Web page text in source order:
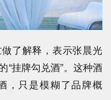
了解释，表示张晨光
“挂牌勾兑酒”。这种酒
，只是模糊了品牌概